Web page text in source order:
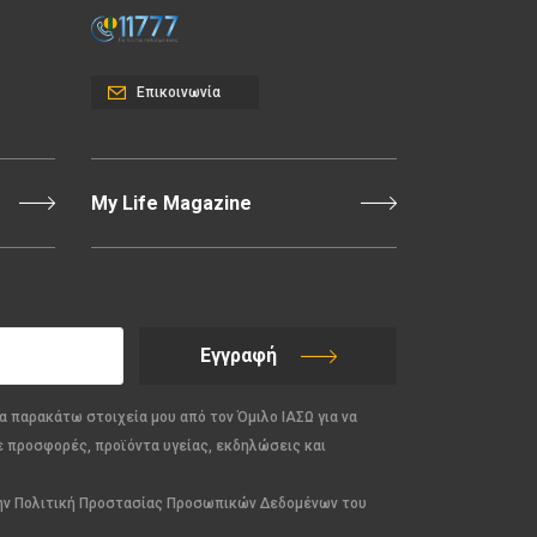
Επικοινωνία
My Life Magazine
Εγγραφή
παρακάτω στοιχεία μου από τον Όμιλο ΙΑΣΩ για να
προϊόντα υγείας, εκδηλώσεις και
Πολιτική Προστασίας Προσωπικών Δεδομένων του